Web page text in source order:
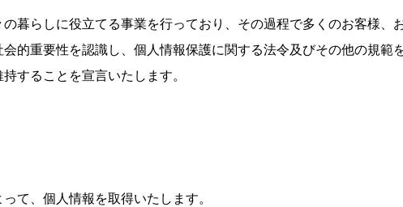
暮らしに役立てる事業を行っており、その過程で多くのお客様、
的重要性を認識し、個人情報保護に関する法令及びその他の規範
することを宣言いたします。
て、個人情報を取得いたします。